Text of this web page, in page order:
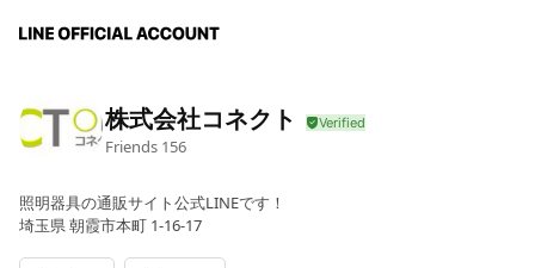
株式会社コネクト
Friends 156
照明器具の通販サイト公式LINEです！
埼玉県 朝霞市本町 1-16-17